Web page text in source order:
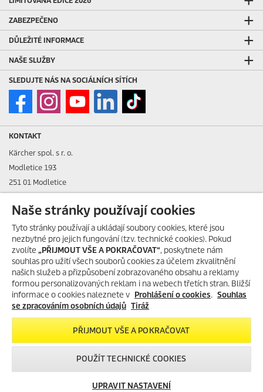
ZABEZPEČENO
DŮLEŽITÉ INFORMACE
NAŠE SLUŽBY
SLEDUJTE NÁS NA SOCIÁLNÍCH SÍTÍCH
KONTAKT
Kärcher spol. s r. o.
Modletice 193
251 01 Modletice
DIČ: CZ48535761
ID datové schránky: ic4eqpk
> Tiráž
Zákaznická linka:+420 323 555 555
E-mail:info@karcher.cz
Po-Pá: 8-17 hod.
Naše stránky používají cookies
Tyto stránky používají a ukládají soubory cookies, které jsou
nezbytné pro jejich fungování (tzv. technické cookies). Pokud
zvolíte „PŘIJMOUT VŠE A POKRAČOVAT“, poskytnete nám
souhlas pro užití všech souborů cookies za účelem zkvalitnění
našich služeb a přizpůsobení zobrazovaného obsahu a reklamy
formou personalizovaných reklam i na webech třetích stran. Bližší
informace o cookies naleznete v Prohlášení o cookies. Souhlas
se zpracováním osobních údajů Tiráž
PŘIJMOUT VŠE A POKRAČOVAT
POUŽÍT TECHNICKÉ COOKIES
UPRAVIT NASTAVENÍ